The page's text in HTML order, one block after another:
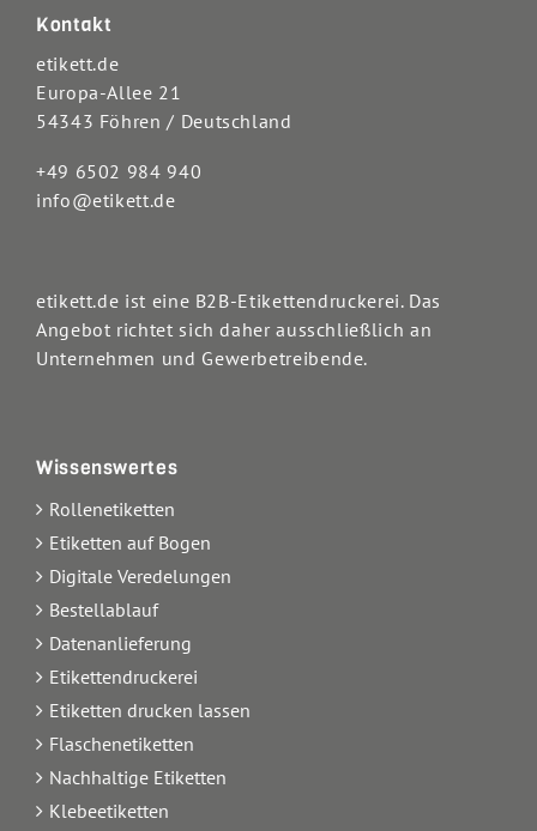
Kontakt
etikett.de
Europa-Allee 21
54343 Föhren / Deutschland
+49 6502 984 940
info@etikett.de
etikett.de ist eine B2B-Etikettendruckerei. Das
Angebot richtet sich daher ausschließlich an
Unternehmen und Gewerbetreibende.
Wissenswertes
Rollenetiketten
Etiketten auf Bogen
Digitale Veredelungen
Bestellablauf
Datenanlieferung
Etikettendruckerei
Etiketten drucken lassen
Flaschenetiketten
Nachhaltige Etiketten
Klebeetiketten